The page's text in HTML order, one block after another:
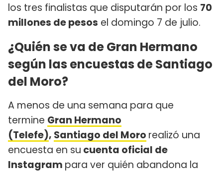
los tres finalistas que disputarán por los 70
millones de pesos el domingo 7 de julio.
¿Quién se va de Gran Hermano
según las encuestas de Santiago
del Moro?
A menos de una semana para que
termine Gran Hermano
(Telefe), Santiago del Moro realizó una
encuesta en su cuenta oficial de
Instagram para ver quién abandona la